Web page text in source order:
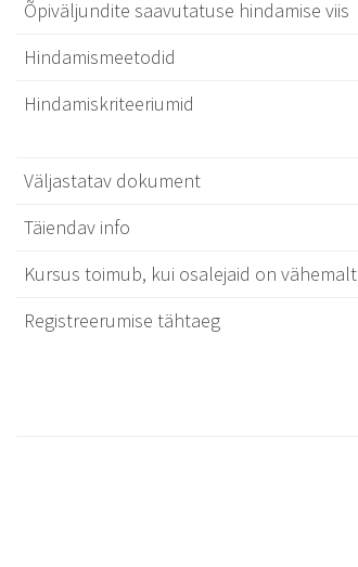
Õpiväljundite saavutatuse hindamise viis
Hindamismeetodid
Hindamiskriteeriumid
Väljastatav dokument
Täiendav info
Kursus toimub, kui osalejaid on vähemalt
Registreerumise tähtaeg